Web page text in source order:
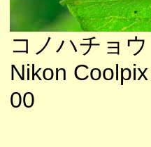
コノハチョウ
Nikon
00